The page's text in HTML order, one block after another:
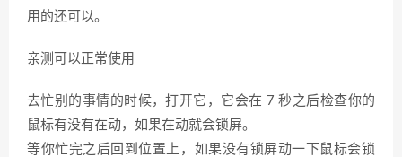
用的还可以。
亲测可以正常使用
去忙别的事情的时候，打开它，它会在 7 秒之后检查你的
鼠标有没有在动，如果在动就会锁屏。
等你忙完之后回到位置上，如果没有锁屏动一下鼠标会锁